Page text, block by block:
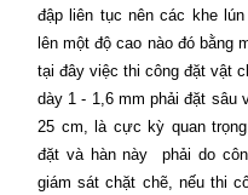
đập liên tục nên các khe
lên một độ cao nào đó bằng
tại đây việc thi công đặt vật
dày 1 - 1,6 mm phải đặt sâu
25 cm, là cực kỳ quan
đặt và hàn này
phải do
giám sát chặt chẽ, nếu thi